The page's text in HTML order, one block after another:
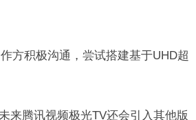
方积极沟通，尝试搭建基于UHD超
来腾讯视频极光TV还会引入其他版